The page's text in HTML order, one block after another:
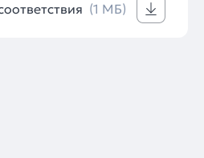
(1 МБ)